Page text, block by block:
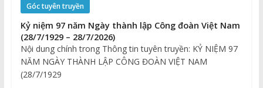
Góc tuyên truyền
Kỷ niệm 97 năm Ngày thành lập Công đoàn Việt Nam
(28/7/1929 – 28/7/2026)
Nội dung chính trong Thông tin tuyên truyền: KỶ NIỆM 97
NĂM NGÀY THÀNH LẬP CÔNG ĐOÀN VIỆT NAM
(28/7/1929